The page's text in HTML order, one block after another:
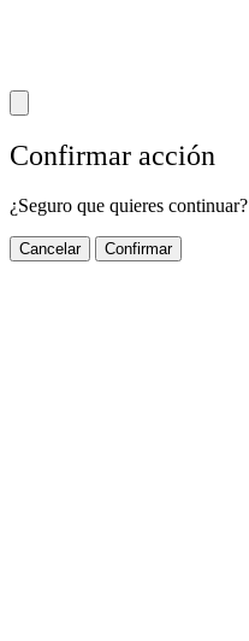
Confirmar acción
¿Seguro que quieres continuar?
Cancelar Confirmar